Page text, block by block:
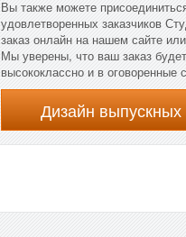
Вы также можете
удовлетворенных заказчиков
заказ онлайн на нашем сайте
Мы уверены, что ваш заказ
высококлассно и в оговоренные
Дизайн